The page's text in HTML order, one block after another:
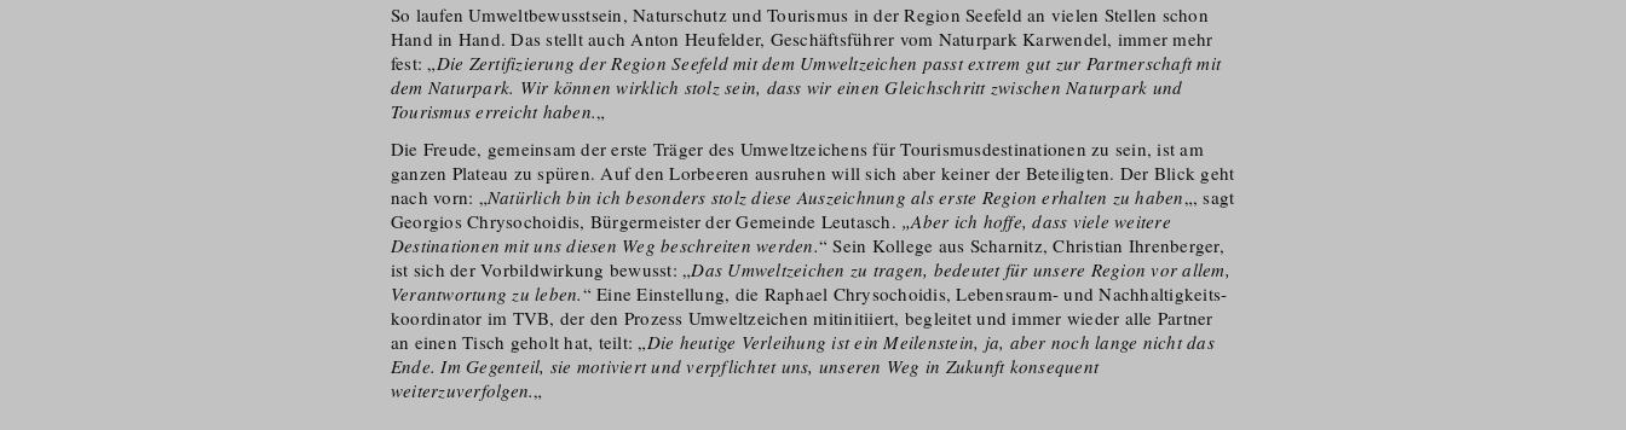
So laufen Umweltbe­wusstsein, Naturschutz und Tourismus in der Region Seefeld an vielen Stellen schon
Hand in Hand. Das stellt auch Anton Heufelder, Geschäftsführer vom Naturpark Karwendel, immer mehr
fest: „Die Zertifizierung der Region Seefeld mit dem Umweltzeichen passt extrem gut zur Partnerschaft mit
dem Naturpark. Wir können wirklich stolz sein, dass wir einen Gleichschritt zwischen Naturpark und
Tourismus erreicht haben.„
Die Freude, gemeinsam der erste Träger des Umweltzeichens für Tourismus­de­s­ti­nationen zu sein, ist am
ganzen Plateau zu spüren. Auf den Lorbeeren ausruhen will sich aber keiner der Beteiligten. Der Blick geht
nach vorn: „Natürlich bin ich besonders stolz diese Auszeichnung als erste Region erhalten zu haben„, sagt
Georgios Chrysochoidis, Bürgermeister der Gemeinde Leutasch. „Aber ich hoffe, dass viele weitere
Destinationen mit uns diesen Weg beschreiten werden.“ Sein Kollege aus Scharnitz, Christian Ihrenberger,
ist sich der Vorbildwirkung bewusst: „Das Umweltzeichen zu tragen, bedeutet für unsere Region vor allem,
Verantwortung zu leben.“ Eine Einstellung, die Raphael Chrysochoidis, Lebensraum- und Nachhaltig­keits­
ko­ordinator im TVB, der den Prozess Umweltzeichen mitinitiiert, begleitet und immer wieder alle Partner
an einen Tisch geholt hat, teilt: „Die heutige Verleihung ist ein Meilenstein, ja, aber noch lange nicht das
Ende. Im Gegenteil, sie motiviert und verpflichtet uns, unseren Weg in Zukunft konsequent
weiterzuverfolgen.„